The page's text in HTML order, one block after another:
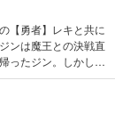
【勇者】レキと共に
ンは魔王との決戦直
ったジン。しかし魔
プロポーズをしてき
こともらうと言っ
しょうか？」無自
レムを築くことに